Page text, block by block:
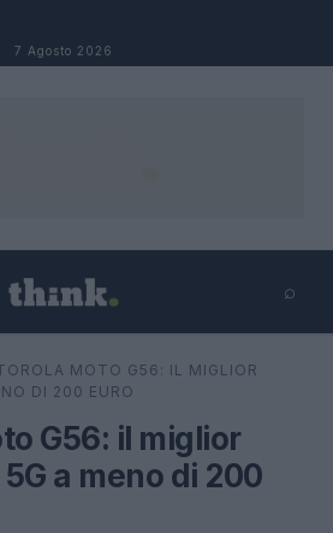
7 Agosto 2026
⌕
⌕
MOTO G56: IL MIGLIOR
DI 200 EURO
G56: il miglior
a meno di 200